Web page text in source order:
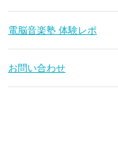
電脳音楽塾 体験レポ
お問い合わせ